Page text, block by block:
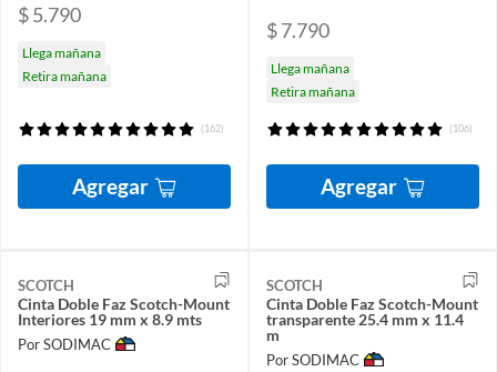
$ 5.790
Llega mañana
Retira mañana
(162)
Agregar
$ 7.790
Llega mañana
Retira mañana
(106)
Agregar
SCOTCH
Cinta Doble Faz Scotch-Mount
Interiores 19 mm x 8.9 mts
Por SODIMAC
SCOTCH
Cinta Doble Faz Scotch-Mount
transparente 25.4 mm x 11.4
m
Por SODIMAC